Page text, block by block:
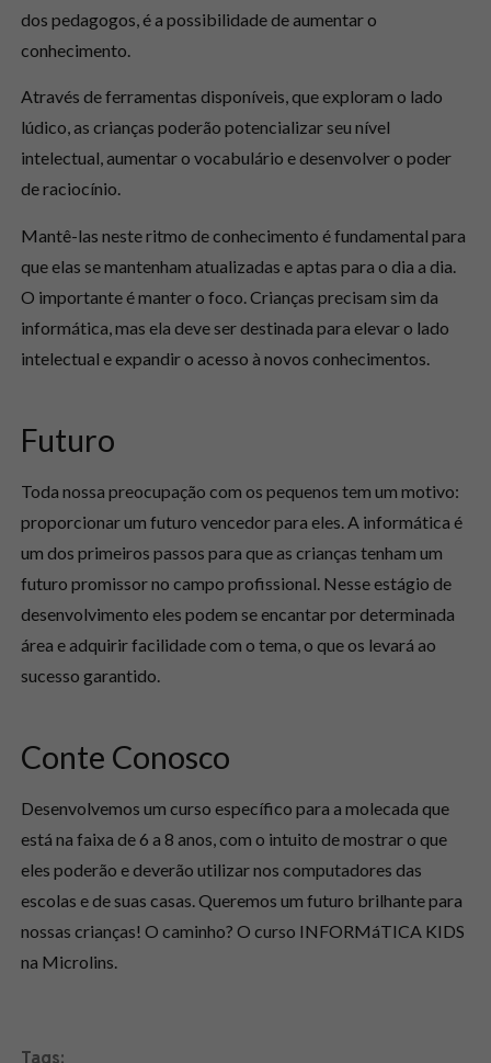
dos pedagogos, é a possibilidade de aumentar o
conhecimento.
Através de ferramentas disponíveis, que exploram o lado
lúdico, as crianças poderão potencializar seu nível
intelectual, aumentar o vocabulário e desenvolver o poder
de raciocínio.
Mantê-las neste ritmo de conhecimento é fundamental para
que elas se mantenham atualizadas e aptas para o dia a dia.
O importante é manter o foco. Crianças precisam sim da
informática, mas ela deve ser destinada para elevar o lado
intelectual e expandir o acesso à novos conhecimentos.
Futuro
Toda nossa preocupação com os pequenos tem um motivo:
proporcionar um futuro vencedor para eles. A informática é
um dos primeiros passos para que as crianças tenham um
futuro promissor no campo profissional. Nesse estágio de
desenvolvimento eles podem se encantar por determinada
área e adquirir facilidade com o tema, o que os levará ao
sucesso garantido.
Conte Conosco
Desenvolvemos um curso específico para a molecada que
está na faixa de 6 a 8 anos, com o intuito de mostrar o que
eles poderão e deverão utilizar nos computadores das
escolas e de suas casas. Queremos um futuro brilhante para
nossas crianças! O caminho? O curso INFORMáTICA KIDS
na Microlins.